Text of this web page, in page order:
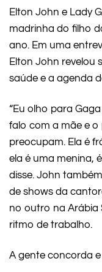
Elton John e Lady
madrinha do filho
ano. Em uma
Elton John revelou
saúde e a agenda
“Eu olho para Gaga
falo com a mãe e o
preocupam. Ela é
ela é uma menina,
disse. John
de shows da
no outro na Arábia
ritmo de trabalho.
A gente concorda e